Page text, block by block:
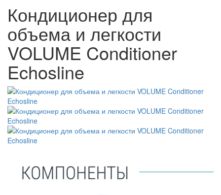
Кондиционер для
объема и легкости
VOLUME Conditioner
Echosline